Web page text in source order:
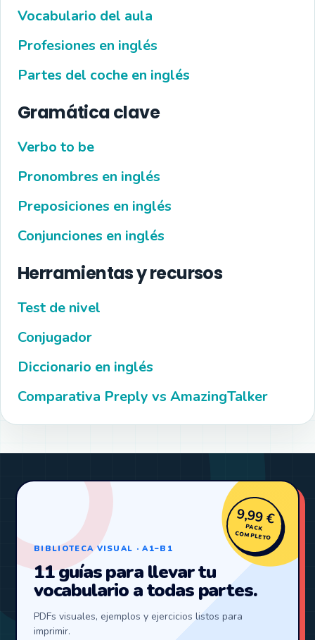
Vocabulario del aula
Profesiones en inglés
Partes del coche en inglés
Gramática clave
Verbo to be
Pronombres en inglés
Preposiciones en inglés
Conjunciones en inglés
Herramientas y recursos
Test de nivel
Conjugador
Diccionario en inglés
Comparativa Preply vs AmazingTalker
BIBLIOTECA VISUAL · A1–B1
11 guías para llevar tu
vocabulario a todas partes.
PDFs visuales, ejemplos y ejercicios listos para
imprimir.
9,99 €
PACK
COMPLETO